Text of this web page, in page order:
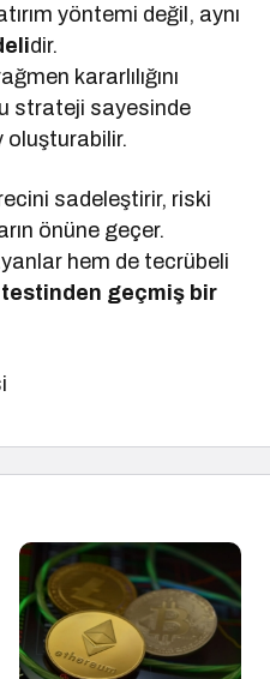
yöntemi değil, aynı
dir.
kararlılığını
strateji sayesinde
sadeleştirir, riski
önüne geçer.
hem de tecrübeli
testinden geçmiş bir